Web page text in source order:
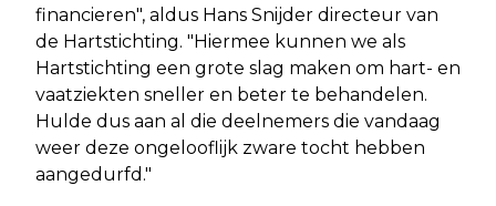
financieren", aldus Hans Snijder directeur van
de Hartstichting. "Hiermee kunnen we als
Hartstichting een grote slag maken om hart- en
vaatziekten sneller en beter te behandelen.
Hulde dus aan al die deelnemers die vandaag
weer deze ongelooflijk zware tocht hebben
aangedurfd."